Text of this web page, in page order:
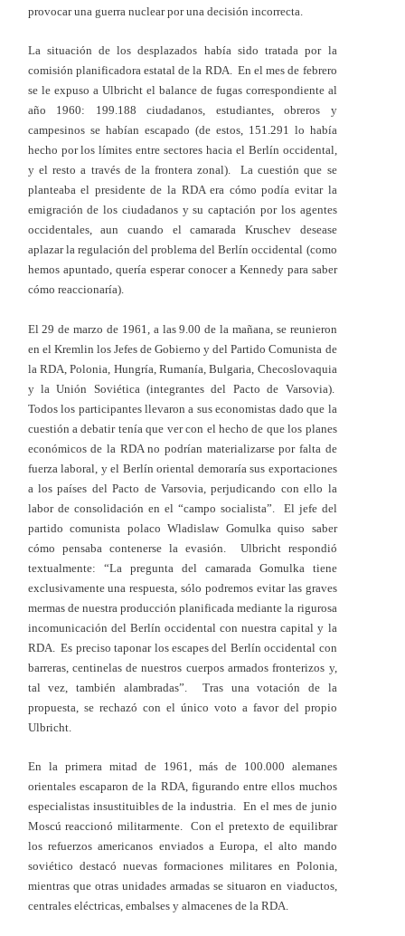
provocar una guerra nuclear por una decisión incorrecta.
La situación de los desplazados había sido tratada por la
comisión planificadora estatal de la RDA. En el mes de febrero
se le expuso a Ulbricht el balance de fugas correspondiente al
año 1960: 199.188 ciudadanos, estudiantes, obreros y
campesinos se habían escapado (de estos, 151.291 lo había
hecho por los límites entre sectores hacia el Berlín occidental,
y el resto a través de la frontera zonal). La cuestión que se
planteaba el presidente de la RDA era cómo podía evitar la
emigración de los ciudadanos y su captación por los agentes
occidentales, aun cuando el camarada Kruschev desease
aplazar la regulación del problema del Berlín occidental (como
hemos apuntado, quería esperar conocer a Kennedy para saber
cómo reaccionaría).
El 29 de marzo de 1961, a las 9.00 de la mañana, se reunieron
en el Kremlin los Jefes de Gobierno y del Partido Comunista de
la RDA, Polonia, Hungría, Rumanía, Bulgaria, Checoslovaquia
y la Unión Soviética (integrantes del Pacto de Varsovia).
Todos los participantes llevaron a sus economistas dado que la
cuestión a debatir tenía que ver con el hecho de que los planes
económicos de la RDA no podrían materializarse por falta de
fuerza laboral, y el Berlín oriental demoraría sus exportaciones
a los países del Pacto de Varsovia, perjudicando con ello la
labor de consolidación en el “campo socialista”. El jefe del
partido comunista polaco Wladislaw Gomulka quiso saber
cómo pensaba contenerse la evasión. Ulbricht respondió
textualmente: “La pregunta del camarada Gomulka tiene
exclusivamente una respuesta, sólo podremos evitar las graves
mermas de nuestra producción planificada mediante la rigurosa
incomunicación del Berlín occidental con nuestra capital y la
RDA. Es preciso taponar los escapes del Berlín occidental con
barreras, centinelas de nuestros cuerpos armados fronterizos y,
tal vez, también alambradas”. Tras una votación de la
propuesta, se rechazó con el único voto a favor del propio
Ulbricht.
En la primera mitad de 1961, más de 100.000 alemanes
orientales escaparon de la RDA, figurando entre ellos muchos
especialistas insustituibles de la industria. En el mes de junio
Moscú reaccionó militarmente. Con el pretexto de equilibrar
los refuerzos americanos enviados a Europa, el alto mando
soviético destacó nuevas formaciones militares en Polonia,
mientras que otras unidades armadas se situaron en viaductos,
centrales eléctricas, embalses y almacenes de la RDA.